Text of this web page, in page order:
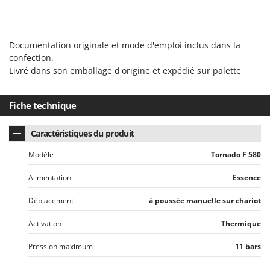
Documentation originale et mode d'emploi inclus dans la
confection.
Livré dans son emballage d'origine et expédié sur palette
Fiche technique
Caractéristiques du produit
Modèle Tornado F 580
Alimentation Essence
Déplacement à poussée manuelle sur chariot
Activation Thermique
Pression maximum 11 bars